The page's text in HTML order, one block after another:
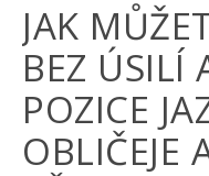
JAK
BEZ ÚSILÍ
POZICE
OBLIČEJE